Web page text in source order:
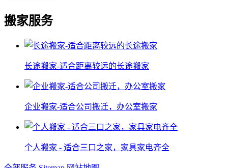
搬家服务
长途搬家-适合距离较远的长途搬家
企业搬家-适合公司搬迁，办公室搬家
个人搬家 - 适合三口之家，家具家电齐全